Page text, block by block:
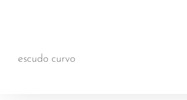
escudo curvo